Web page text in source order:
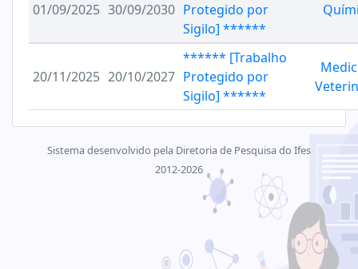
01/09/2025 30/09/2030 Protegido por
Sigilo] ******
20/11/2025 20/10/2027
****** [Trabalho
Protegido por
Sigilo] ******
Sistema desenvolvido pela Diretoria de Pesquisa do Ifes
2012-2026